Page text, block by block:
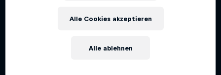
Alle ablehnen
Alle Cookies akzeptieren